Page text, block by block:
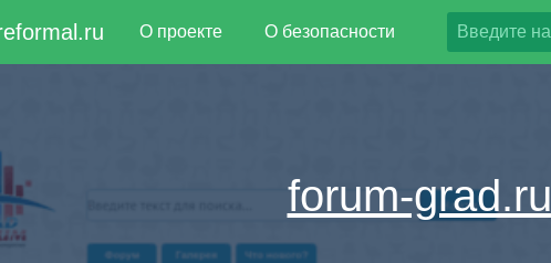
О проекте О безопасности
forum-grad.ru